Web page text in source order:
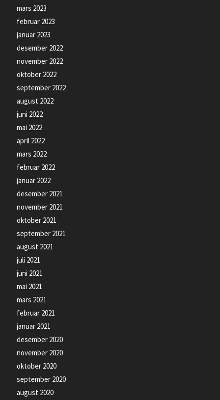
mars 2023
februar 2023
januar 2023
desember 2022
november 2022
oktober 2022
september 2022
august 2022
juni 2022
mai 2022
april 2022
mars 2022
februar 2022
januar 2022
desember 2021
november 2021
oktober 2021
september 2021
august 2021
juli 2021
juni 2021
mai 2021
mars 2021
februar 2021
januar 2021
desember 2020
november 2020
oktober 2020
september 2020
august 2020